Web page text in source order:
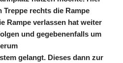
Treppe rechts die Rampe
Rampe verlassen hat weiter
und gegebenenfalls um
gelangt. Dieses dann zur